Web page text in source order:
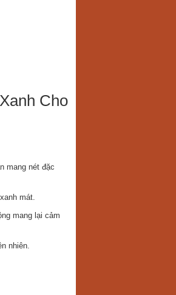
Cho
mang nét đặc
mát.
mang lại cảm
nhiên.